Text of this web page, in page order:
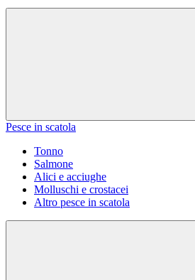
Pesce in scatola
Tonno
Salmone
Alici e acciughe
Molluschi e crostacei
Altro pesce in scatola